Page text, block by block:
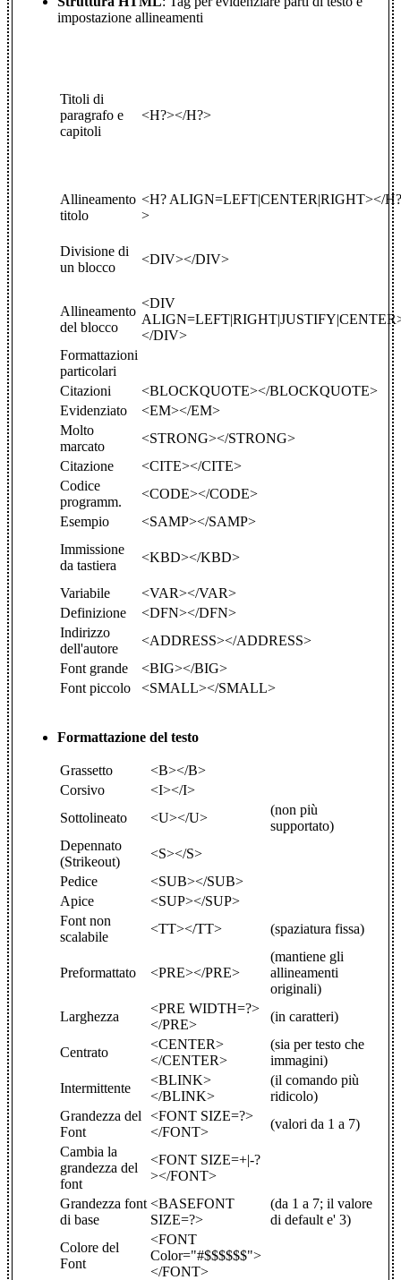
impostazione allineamenti
Titoli di
paragrafo e
capitoli
<H?></H?>
Allineamento
titolo
<H? ALIGN=LEFT|CENTER|RIGHT></H?
>
Divisione di
un blocco
<DIV></DIV>
Allineamento
del blocco
<DIV
</DIV>
Formattazioni
particolari
Citazioni
<BLOCKQUOTE></BLOCKQUOTE>
Evidenziato
<EM></EM>
Molto
marcato
<STRONG></STRONG>
Citazione
<CITE></CITE>
Codice
programm.
<CODE></CODE>
Esempio
<SAMP></SAMP>
Immissione
da tastiera
<KBD></KBD>
Variabile
<VAR></VAR>
Definizione
<DFN></DFN>
Indirizzo
dell'autore
<ADDRESS></ADDRESS>
Font grande
<BIG></BIG>
Font piccolo
<SMALL></SMALL>
Formattazione del testo
Grassetto
<B></B>
Corsivo
<I></I>
Sottolineato
<U></U>
(non più
supportato)
Depennato
(Strikeout)
<S></S>
Pedice
<SUB></SUB>
Apice
<SUP></SUP>
Font non
scalabile
<TT></TT> (spaziatura fissa)
Preformattato <PRE></PRE>
(mantiene gli
allineamenti
originali)
Larghezza
<PRE WIDTH=?>
</PRE>
(in caratteri)
Centrato
<CENTER>
</CENTER>
(sia per testo che
immagini)
Intermittente
<BLINK>
</BLINK>
(il comando più
ridicolo)
Grandezza del
Font
<FONT SIZE=?>
</FONT>
(valori da 1 a 7)
Cambia la
grandezza del
font
<FONT SIZE=+|-?
></FONT>
Grandezza font
di base
<BASEFONT
SIZE=?>
(da 1 a 7; il valore
di default e' 3)
Colore del
Font
<FONT
Color="#$$$$$$">
</FONT>